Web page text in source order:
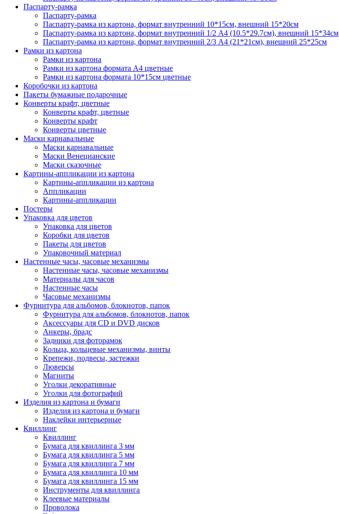
Паспарту-рамка
Паспарту-рамка
Паспарту-рамка из картона, формат внутренний 10*15см, внешний 15*20см
Паспарту-рамка из картона, формат внутренний 1/2 А4 (10.5*29.7см), внешний 15*34см
Паспарту-рамка из картона, формат внутренний 2/3 А4 (21*21см), внешний 25*25см
Рамки из картона
Рамки из картона
Рамки из картона формата А4 цветные
Рамки из картона формата 10*15см цветные
Коробочки из картона
Пакеты бумажные подарочные
Конверты крафт, цветные
Конверты крафт, цветные
Конверты крафт
Конверты цветные
Маски карнавальные
Маски карнавальные
Маски Венецианские
Маски сказочные
Картины-аппликации из картона
Картины-аппликации из картона
Аппликации
Картины-аппликации
Постеры
Упаковка для цветов
Упаковка для цветов
Коробки для цветов
Пакеты для цветов
Упаковочный материал
Настенные часы, часовые механизмы
Настенные часы, часовые механизмы
Материалы для часов
Настенные часы
Часовые механизмы
Фурнитура для альбомов, блокнотов, папок
Фурнитура для альбомов, блокнотов, папок
Аксессуары для CD и DVD дисков
Анкеры, брадс
Задники для фоторамок
Кольца, кольцевые механизмы, винты
Крепежи, подвесы, застежки
Люверсы
Магниты
Уголки декоративные
Уголки для фотографий
Изделия из картона и бумаги
Изделия из картона и бумаги
Наклейки интерьерные
Квиллинг
Квиллинг
Бумага для квиллинга 3 мм
Бумага для квиллинга 5 мм
Бумага для квиллинга 7 мм
Бумага для квиллинга 10 мм
Бумага для квиллинга 15 мм
Инструменты для квиллинга
Клеевые материалы
Проволока